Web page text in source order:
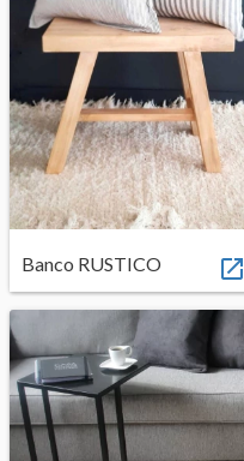
ENVIOS
MEDIOS DE PAGO
CREAR CUENTA
INICIAR SESIÓN
Banco RUSTICO 